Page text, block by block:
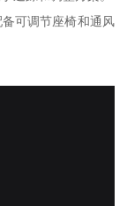
可调节座椅和通风